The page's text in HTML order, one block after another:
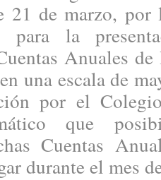
21 de marzo, por
para la
Anuales
una escala de
por el
que
Cuentas
durante el mes